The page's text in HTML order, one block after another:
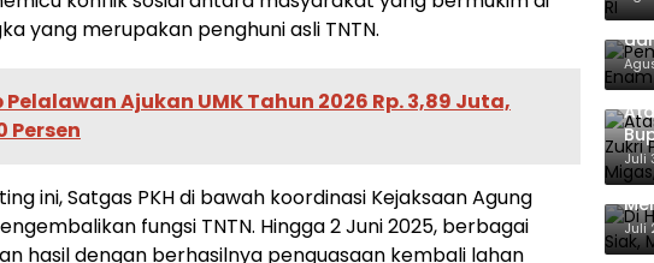
yang merupakan penghuni asli TNTN.
Pelalawan Ajukan UMK Tahun 2026 Rp. 3,89 Juta,
Persen
ini, Satgas PKH di bawah koordinasi Kejaksaan Agung
fungsi TNTN. Hingga 2 Juni 2025, berbagai
hasil dengan berhasilnya penguasaan kembali lahan
Juli
Di
Juli